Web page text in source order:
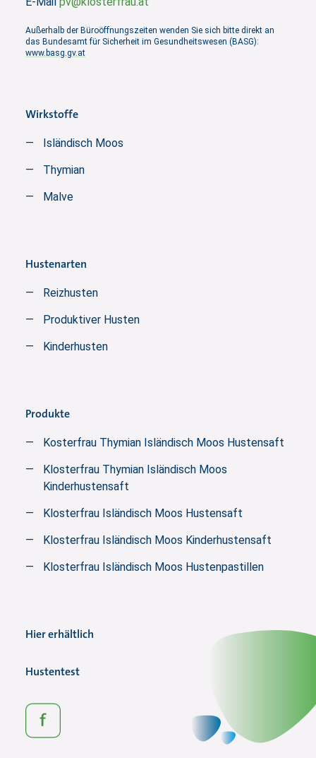
Außerhalb der Büroöffnungszeiten wenden Sie sich bitte direkt an
das Bundesamt für Sicherheit im Gesundheitswesen (BASG):
www.basg.gv.at
Wirkstoffe
Isländisch Moos
Thymian
Malve
Hustenarten
Reizhusten
Produktiver Husten
Kinderhusten
Produkte
Kosterfrau Thymian Isländisch Moos Hustensaft
Klosterfrau Thymian Isländisch Moos
Kinderhustensaft
Klosterfrau Isländisch Moos Hustensaft
Klosterfrau Isländisch Moos Kinderhustensaft
Klosterfrau Isländisch Moos Hustenpastillen
Hier erhältlich
Hustentest